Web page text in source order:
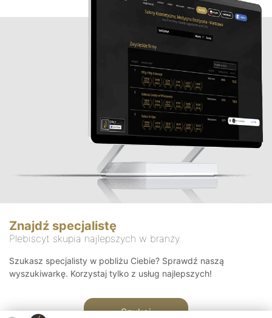
Znajdź specjalistę
Plebiscyt skupia najlepszych w branży
Szukasz specjalisty w pobliżu Ciebie? Sprawdź naszą
wyszukiwarkę. Korzystaj tylko z usług najlepszych!
Szukaj